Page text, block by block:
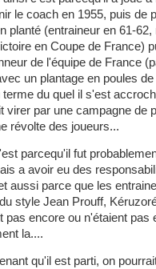
le coach en 1955, puis de
planté (entraineur en 61-62,
en Coupe de France)
de l'équipe de France
un plantage en poules
du quel il s'est
virer par une campagne de
révolte des joueurs...
parcequ'il fut
a avoir eu des
aussi parce que les
style Jean Prouff,
pas encore ou n'étaient pas
la....
qu'il est parti, on